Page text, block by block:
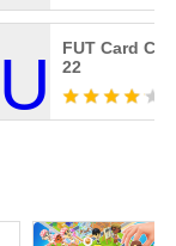
FUT Card
22